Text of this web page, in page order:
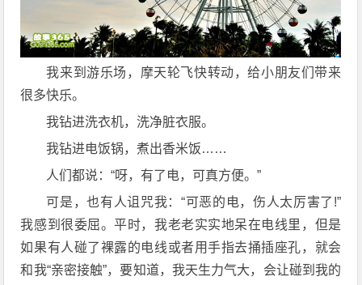
我来到游乐场，摩天轮飞快转动，给小朋友们带来
很多快乐。
我钻进洗衣机，洗净脏衣服。
我钻进电饭锅，煮出香米饭……
人们都说：“呀，有了电，可真方便。”
可是，也有人诅咒我：“可恶的电，伤人太厉害了!”
我感到很委屈。平时，我老老实实地呆在电线里，但是
如果有人碰了裸露的电线或者用手指去捅插座孔，就会
和我“亲密接触”，要知道，我天生力气大，会让碰到我的